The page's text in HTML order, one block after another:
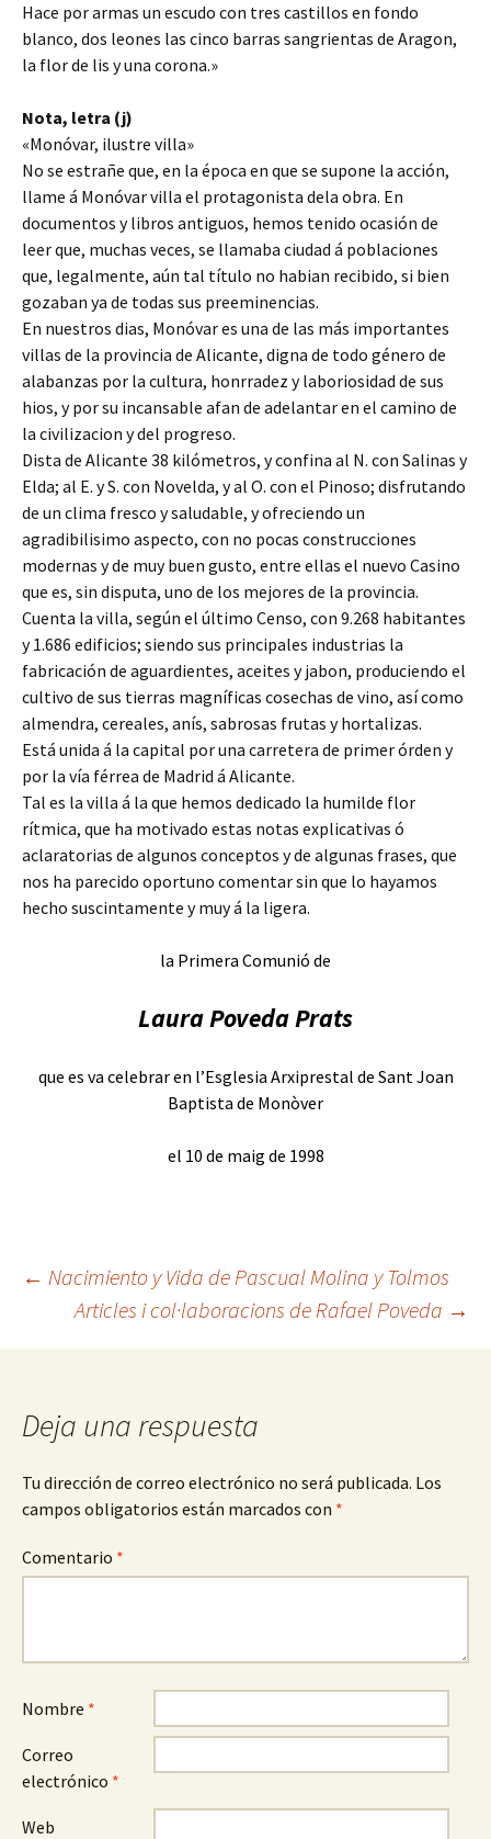
Hace por armas un escudo con tres castillos en fondo
blanco, dos leones las cinco barras sangrientas de Aragon,
la flor de lis y una corona.»
Nota, letra (j)
«Monóvar, ilustre villa»
No se estrañe que, en la época en que se supone la acción,
llame á Monóvar villa el protagonista dela obra. En
documentos y libros antiguos, hemos tenido ocasión de
leer que, muchas veces, se llamaba ciudad á poblaciones
que, legalmente, aún tal título no habian recibido, si bien
gozaban ya de todas sus preeminencias.
En nuestros dias, Monóvar es una de las más importantes
villas de la provincia de Alicante, digna de todo género de
alabanzas por la cultura, honrradez y laboriosidad de sus
hios, y por su incansable afan de adelantar en el camino de
la civilizacion y del progreso.
Dista de Alicante 38 kilómetros, y confina al N. con Salinas y
Elda; al E. y S. con Novelda, y al O. con el Pinoso; disfrutando
de un clima fresco y saludable, y ofreciendo un
agradibilisimo aspecto, con no pocas construcciones
modernas y de muy buen gusto, entre ellas el nuevo Casino
que es, sin disputa, uno de los mejores de la provincia.
Cuenta la villa, según el último Censo, con 9.268 habitantes
y 1.686 edificios; siendo sus principales industrias la
fabricación de aguardientes, aceites y jabon, produciendo el
cultivo de sus tierras magníficas cosechas de vino, así como
almendra, cereales, anís, sabrosas frutas y hortalizas.
Está unida á la capital por una carretera de primer órden y
por la vía férrea de Madrid á Alicante.
Tal es la villa á la que hemos dedicado la humilde flor
rítmica, que ha motivado estas notas explicativas ó
aclaratorias de algunos conceptos y de algunas frases, que
nos ha parecido oportuno comentar sin que lo hayamos
hecho suscintamente y muy á la ligera.
la Primera Comunió de
Laura Poveda Prats
que es va celebrar en l’Esglesia Arxiprestal de Sant Joan
Baptista de Monòver
el 10 de maig de 1998
Navegación
de
entradas
← Nacimiento y Vida de Pascual Molina y Tolmos
Articles i col·laboracions de Rafael Poveda →
Deja una respuesta
Tu dirección de correo electrónico no será publicada. Los
campos obligatorios están marcados con *
Comentario *
Nombre *
Correo
electrónico *
Web